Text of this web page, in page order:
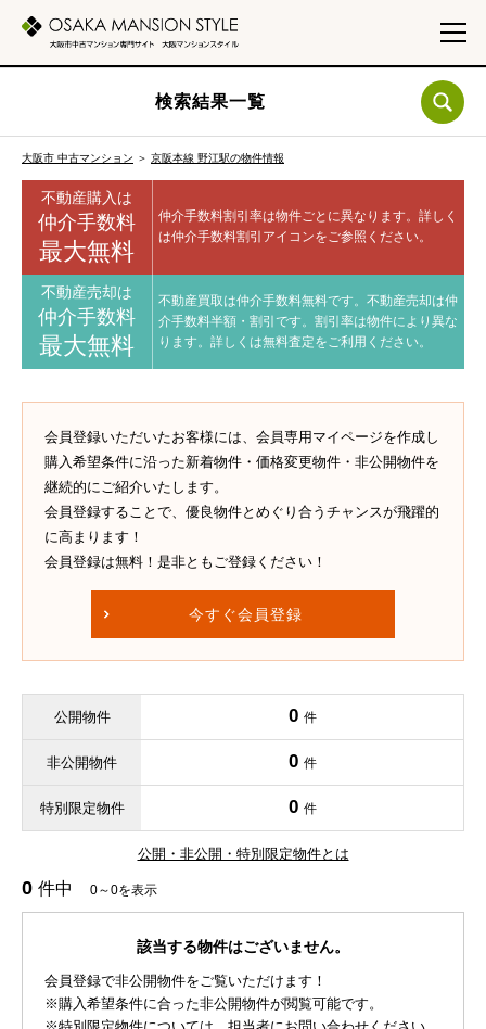
検索結果一覧
大阪市 中古マンション ＞ 京阪本線 野江駅の物件情報
不動産購入は
仲介手数料
最大無料
仲介手数料割引率は物件ごとに異なります。 詳しく
は仲介手数料割引アイコンをご参照ください。
不動産売却は
仲介手数料
最大無料
不動産買取は仲介手数料無料です。 不動産売却は仲
介手数料半額・割引です。 割引率は物件により異な
ります。 詳しくは無料査定をご利用ください。
会員登録いただいたお客様には、会員専用マイページを作成し
購入希望条件に沿った新着物件・価格変更物件・非公開物件を
継続的にご紹介いたします。
会員登録することで、優良物件とめぐり合うチャンスが飛躍的
に高まります！
会員登録は無料！是非ともご登録ください！
今すぐ会員登録
公開物件 0 件
非公開物件 0 件
特別限定物件 0 件
公開・非公開・特別限定物件とは
0 件中 0～0を表示
該当する物件はございません。
会員登録で非公開物件をご覧いただけます！
※購入希望条件に合った非公開物件が閲覧可能です。